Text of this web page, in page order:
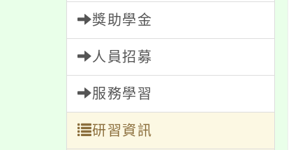
獎助學金
人員招募
服務學習
研習資訊